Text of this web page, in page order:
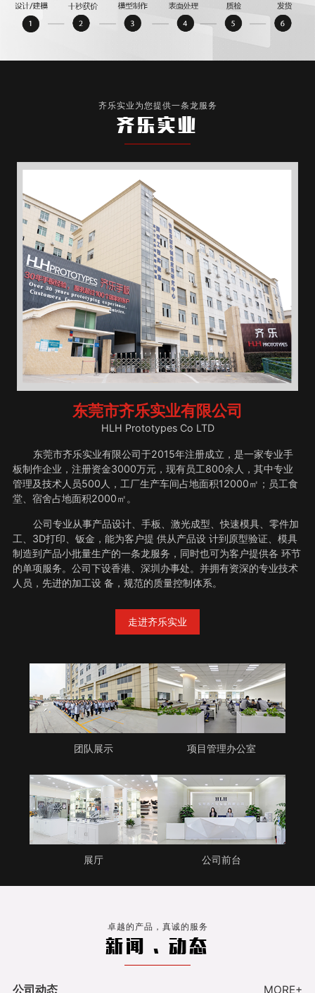
齐乐实业为您提供一条龙服务
齐乐实业
东莞市齐乐实业有限公司
HLH Prototypes Co LTD
东莞市齐乐实业有限公司于2015年注册成立，是一家专业手
板制作企业，注册资金3000万元，现有员工800余人，其中专业
管理及技术人员500人，工厂生产车间占地面积12000㎡；员工食
堂、宿舍占地面积2000㎡。
公司专业从事产品设计、手板、激光成型、快速模具、零件加
工、3D打印、钣金，能为客户提 供从产品设 计到原型验证、模具
制造到产品小批量生产的一条龙服务，同时也可为客户提供各 环节
的单项服务。公司下设香港、深圳办事处。并拥有资深的专业技术
人员，先进的加工设 备，规范的质量控制体系。
走进齐乐实业
团队展示 项目管理办公室
展厅 公司前台
卓越的产品，真诚的服务
新闻 . 动态
公司动态 MORE+